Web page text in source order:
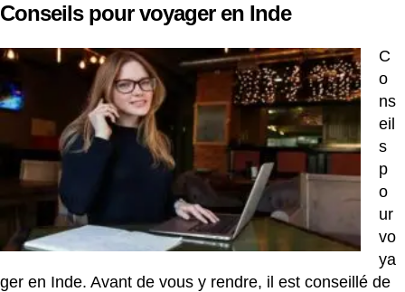
Conseils pour voyager en Inde
C
o
ns
eil
s
p
o
ur
vo
ya
ger en Inde. Avant de vous y rendre, il est conseillé de